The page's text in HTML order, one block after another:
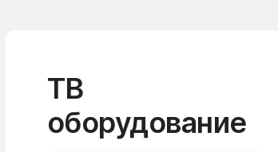
ТВ
оборудование